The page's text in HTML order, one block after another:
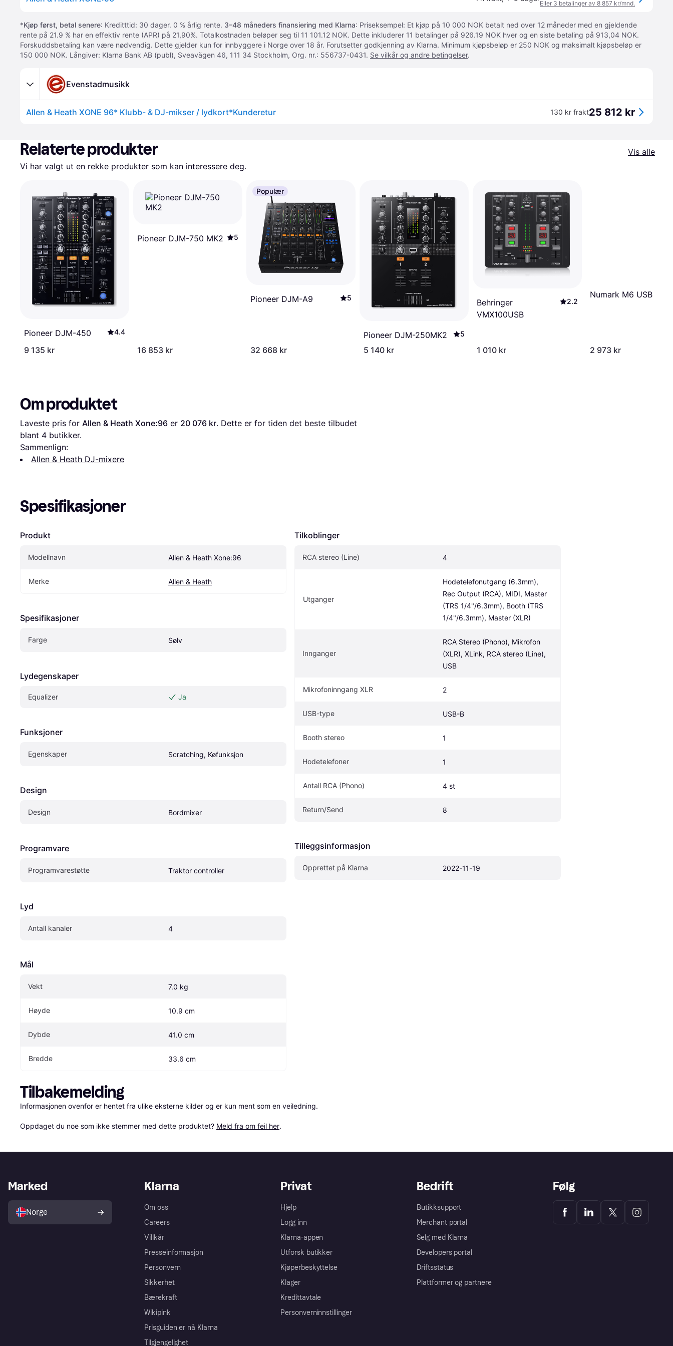
Eller 3 betalinger av 8 857 kr/mnd.
*Kjøp først, betal senere: Kreditttid: 30 dager. 0 % årlig rente. 3–48 måneders finansiering med Klarna: Priseksempel: Et kjøp på 10 000 NOK betalt ned over 12 måneder med en gjeldende
rente på 21.9 % har en effektiv rente (APR) på 21,90%. Totalkostnaden beløper seg til 11 101.12 NOK. Dette inkluderer 11 betalinger på 926.19 NOK hver og en siste betaling på 913,04 NOK.
Forskuddsbetaling kan være nødvendig. Dette gjelder kun for innbyggere i Norge over 18 år. Forutsetter godkjenning av Klarna. Minimum kjøpsbeløp er 250 NOK og maksimalt kjøpsbeløp er
150 000 NOK. Långiver: Klarna Bank AB (publ), Sveavägen 46, 111 34 Stockholm, Org. nr.: 556737-0431. Se vilkår og andre betingelser.
Evenstadmusikk
Allen & Heath XONE 96* Klubb- & DJ-mikser / lydkort*Kunderetur 130 kr frakt25 812 kr
Relaterte produkter
Vis alle
Vi har valgt ut en rekke produkter som kan interessere deg.
Pioneer DJM-450 4.4
9 135 kr
Pioneer DJM-750 MK2 5
16 853 kr
Populær
Pioneer DJM-A9 5
32 668 kr
Pioneer DJM-250MK2 5
5 140 kr
Behringer
VMX100USB
2.2
1 010 kr
Numark M6 USB
2 973 kr
Om produktet
Laveste pris for Allen & Heath Xone:96 er 20 076 kr. Dette er for tiden det beste tilbudet
blant 4 butikker.
Sammenlign:
Allen & Heath DJ-mixere
Spesifikasjoner
Produkt
Modellnavn Allen & Heath Xone:96
Merke Allen & Heath
Spesifikasjoner
Farge Sølv
Lydegenskaper
Equalizer Ja
Funksjoner
Egenskaper Scratching, Køfunksjon
Design
Design Bordmixer
Programvare
Programvarestøtte Traktor controller
Lyd
Antall kanaler 4
Mål
Vekt 7.0 kg
Høyde 10.9 cm
Dybde 41.0 cm
Bredde 33.6 cm
Tilkoblinger
RCA stereo (Line) 4
Utganger
Hodetelefonutgang (6.3mm),
Rec Output (RCA), MIDI, Master
(TRS 1/4"/6.3mm), Booth (TRS
1/4"/6.3mm), Master (XLR)
Innganger
RCA Stereo (Phono), Mikrofon
(XLR), XLink, RCA stereo (Line),
USB
Mikrofoninngang XLR 2
USB-type USB-B
Booth stereo 1
Hodetelefoner 1
Antall RCA (Phono) 4 st
Return/Send 8
Tilleggsinformasjon
Opprettet på Klarna 2022-11-19
Tilbakemelding
Informasjonen ovenfor er hentet fra ulike eksterne kilder og er kun ment som en veiledning.
Oppdaget du noe som ikke stemmer med dette produktet? Meld fra om feil her.
Klarna
Om oss
Careers
Villkår
Presseinformasjon
Personvern
Sikkerhet
Bærekraft
Wikipink
Prisguiden er nå Klarna
Tilgjengelighet
Privat
Hjelp
Logg inn
Klarna-appen
Utforsk butikker
Kjøperbeskyttelse
Klager
Kredittavtale
Personverninnstillinger
Bedrift
Butikksupport
Merchant portal
Selg med Klarna
Developers portal
Driftsstatus
Plattformer og partnere
Marked
Norge
Følg